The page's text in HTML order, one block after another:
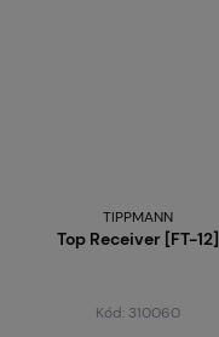
TIPPMANN
Top Receiver [FT-12]
Kód: 310060